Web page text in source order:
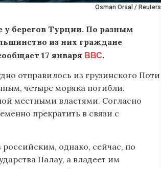
Osman Orsal / Reuters
берегов Турции. По разным
из них граждане
17 января ВВС.
отправилось из грузинского Поти
четыре моряка погибли.
местными властями. Согласно
прекратить в связи с
российским, однако, сейчас, по
Палау, а владеет им